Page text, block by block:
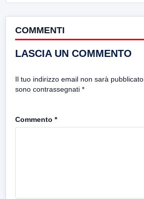
COMMENTI
LASCIA UN COMMENTO
Il tuo indirizzo email non sarà pubblicato.
sono contrassegnati *
Commento *